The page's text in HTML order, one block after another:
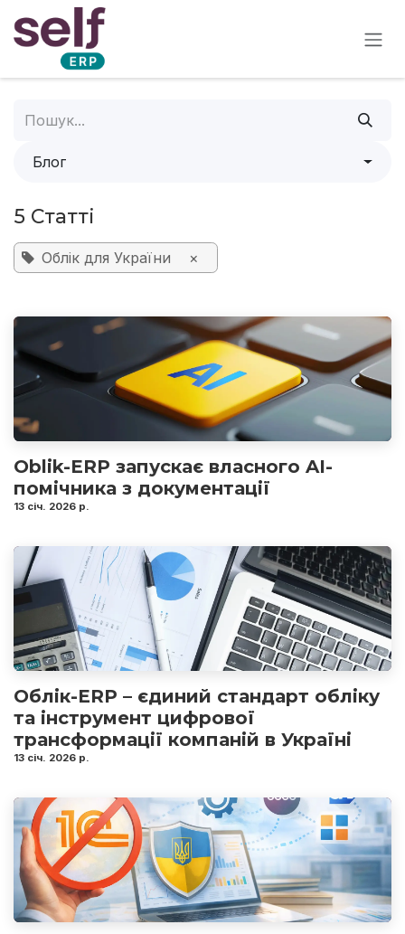
Skip to Content
Блог
5 Статті
Облік для України ×
Oblik-ERP запускає власного AI-
помічника з документації
13 січ. 2026 р.
Облік-ERP – єдиний стандарт обліку
та інструмент цифрової
трансформації компаній в Україні
13 січ. 2026 р.